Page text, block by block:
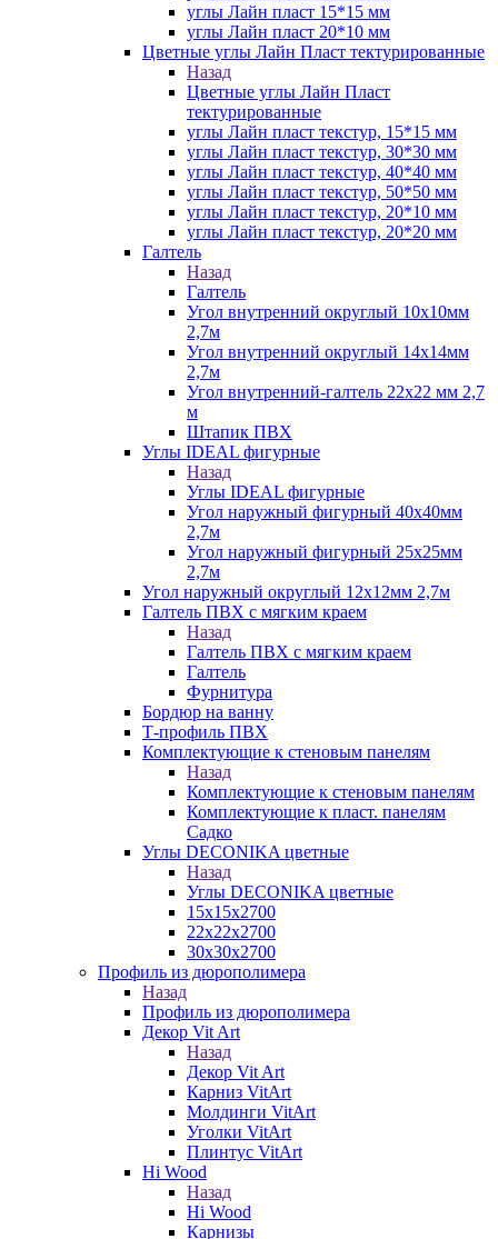
углы Лайн пласт 15*15 мм
углы Лайн пласт 20*10 мм
Цветные углы Лайн Пласт тектурированные
Назад
Цветные углы Лайн Пласт
тектурированные
углы Лайн пласт текстур, 15*15 мм
углы Лайн пласт текстур, 30*30 мм
углы Лайн пласт текстур, 40*40 мм
углы Лайн пласт текстур, 50*50 мм
углы Лайн пласт текстур, 20*10 мм
углы Лайн пласт текстур, 20*20 мм
Галтель
Назад
Галтель
Угол внутренний округлый 10х10мм
2,7м
Угол внутренний округлый 14х14мм
2,7м
Угол внутренний-галтель 22х22 мм 2,7
м
Штапик ПВХ
Углы IDEAL фигурные
Назад
Углы IDEAL фигурные
Угол наружный фигурный 40х40мм
2,7м
Угол наружный фигурный 25х25мм
2,7м
Угол наружный округлый 12х12мм 2,7м
Галтель ПВХ с мягким краем
Назад
Галтель ПВХ с мягким краем
Галтель
Фурнитура
Бордюр на ванну
Т-профиль ПВХ
Комплектующие к стеновым панелям
Назад
Комплектующие к стеновым панелям
Комплектующие к пласт. панелям
Садко
Углы DECONIKA цветные
Назад
Углы DECONIKA цветные
15х15х2700
22х22х2700
30х30х2700
Профиль из дюрополимера
Назад
Профиль из дюрополимера
Декор Vit Art
Назад
Декор Vit Art
Карниз VitArt
Молдинги VitArt
Уголки VitArt
Плинтус VitArt
Hi Wood
Назад
Hi Wood
Карнизы